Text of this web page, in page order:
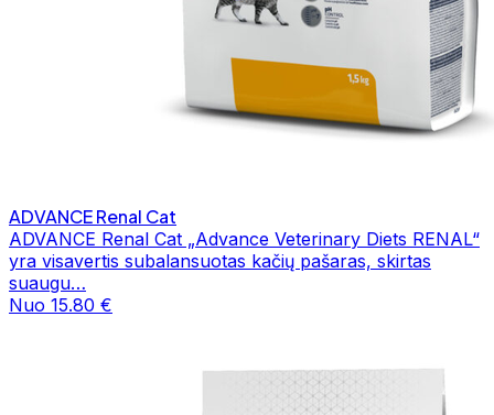
ADVANCE Renal Cat
ADVANCE Renal Cat „Advance Veterinary Diets RENAL“
yra visavertis subalansuotas kačių pašaras, skirtas
suaugu…
Nuo 15.80 €